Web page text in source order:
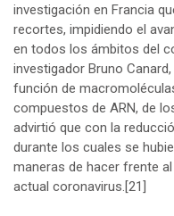
investigación en Francia
recortes, impidiendo el
en todos los ámbitos del
investigador Bruno
función de
compuestos de ARN, de
advirtió que con la
durante los cuales se
maneras de hacer frente
actual coronavirus. [21]